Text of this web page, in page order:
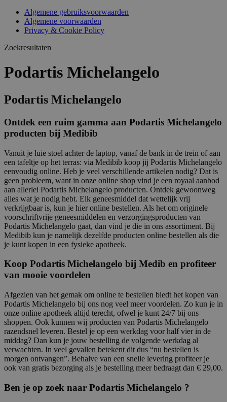
Algemene gebruiksvoorwaarden
Algemene voorwaarden
Privacy & Cookie Policy
Zoekresultaten
Podartis Michelangelo
Podartis Michelangelo
Ontdek een ruim gamma aan Podartis Michelangelo
producten bij Medibib
Vanuit je luie stoel achter de laptop, vanaf de bank in de trein of aan
een tafeltje op het terras: via Medibib koop jij Podartis Michelangelo
eenvoudig online. Heb je veel verschillende artikelen nodig? Dat is
geen probleem, want in onze online shop vind je een royaal aanbod
aan allerlei Podartis Michelangelo producten. Ontdek gewoonweg
alles wat je nodig hebt. Elk geneesmiddel dat wettelijk vrij
verkrijgbaar is, kun je hier online bestellen. Als het om originele
voorschriftvrije geneesmiddelen en verzorgingsproducten van
Podartis Michelangelo gaat, dan vind je die in ons assortiment. Bij
Medibib kun je namelijk dezelfde producten online bestellen als die
je kunt kopen in een fysieke apotheek.
Koop Podartis Michelangelo bij Medib en profiteer
van mooie voordelen
Afgezien van het gemak om online te bestellen biedt het kopen van
Podartis Michelangelo bij ons nog veel meer voordelen. Zo kun je in
onze online apotheek altijd terecht, ofwel je kunt 24/7 bij ons
shoppen. Ook kunnen wij producten van Podartis Michelangelo
razendsnel leveren. Bestel je op een werkdag voor half vier in de
middag? Dan kun je jouw bestelling de volgende werkdag al
verwachten. In veel gevallen betekent dit dus “nu bestellen is
morgen ontvangen”. Behalve van een snelle levering profiteer je
ook van gratis bezorging als je bestelling meer bedraagt dan € 29,00.
Ben je op zoek naar Podartis Michelangelo ?